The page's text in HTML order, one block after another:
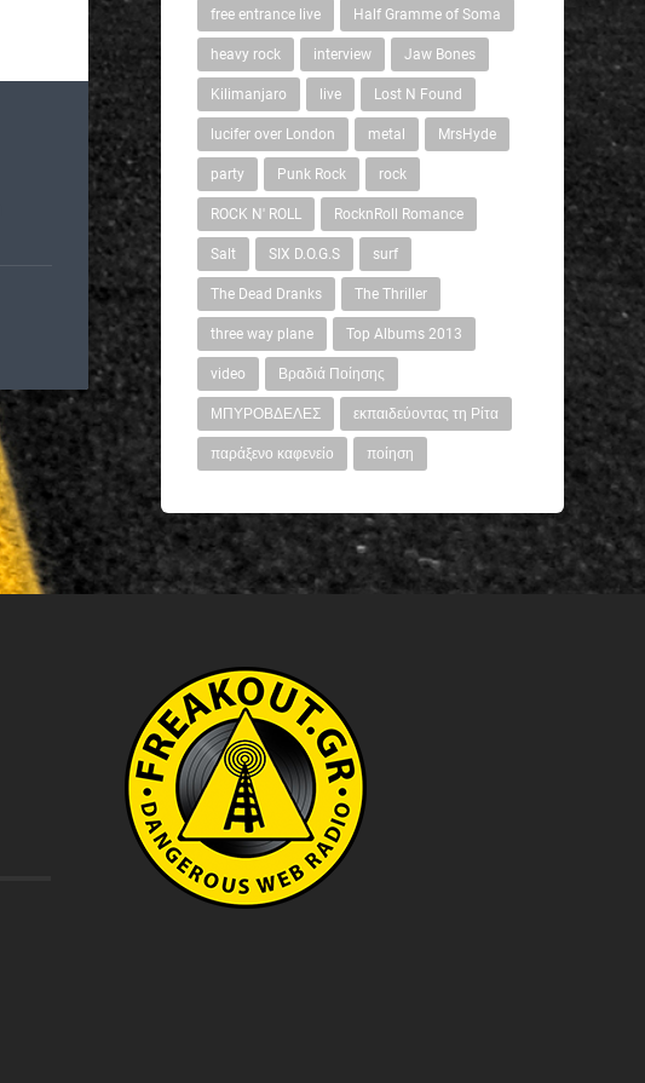
free entrance live Half Gramme of Soma
heavy rock interview Jaw Bones
Kilimanjaro live Lost N Found
lucifer over London metal MrsHyde
party Punk Rock rock
ROCK N' ROLL RocknRoll Romance
Salt SIX D.O.G.S surf
The Dead Dranks The Thriller
three way plane Top Albums 2013
video Βραδιά Ποίησης
ΜΠΥΡΟΒΔΕΛΕΣ εκπαιδεύοντας τη Ρίτα
παράξενο καφενείο ποίηση